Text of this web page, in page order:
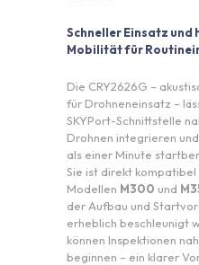
Schneller Einsatz und
Mobilität für
Die CRY2626G –
für Drohneneinsatz –
SKYPort-Schnittstelle
Drohnen integrieren
als einer Minute
Sie ist direkt kompatibel
Modellen M300 und
der Aufbau und
erheblich beschleunigt
können Inspektionen
beginnen – ein klarer